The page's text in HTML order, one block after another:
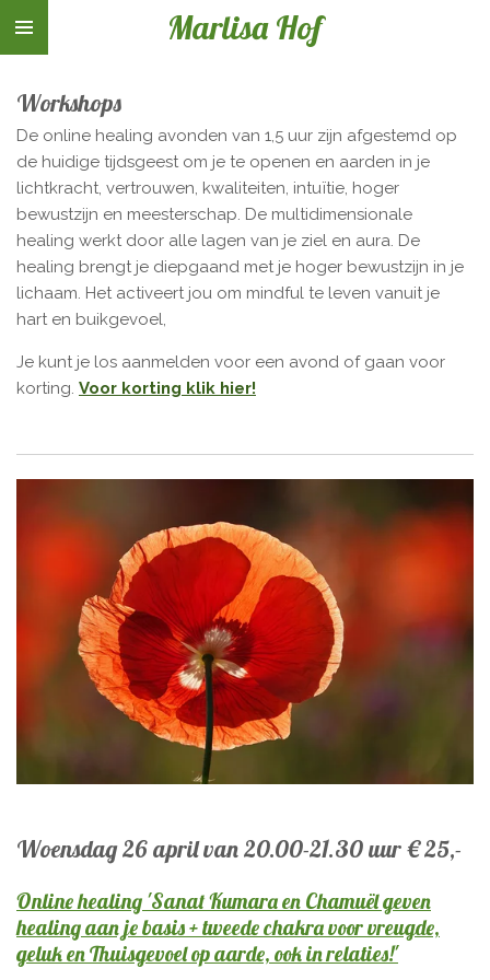
Ga
de
hoofdinhoud
Marlisa Hof
Workshops
De online healing avonden van 1,5 uur zijn afgestemd op
de huidige tijdsgeest om je te openen en aarden in je
lichtkracht, vertrouwen, kwaliteiten, intuïtie, hoger
bewustzijn en meesterschap. De multidimensionale
healing werkt door alle lagen van je ziel en aura. De
healing brengt je diepgaand met je hoger bewustzijn in je
lichaam. Het activeert jou om mindful te leven vanuit je
hart en buikgevoel,
Je kunt je los aanmelden voor een avond of gaan voor
korting. Voor korting klik hier!
Woensdag 26 april van 20.00-21.30 uur € 25,-
Online healing 'Sanat Kumara en Chamuël geven
healing aan je basis + tweede chakra voor vreugde,
geluk en Thuisgevoel op aarde, ook in relaties!'